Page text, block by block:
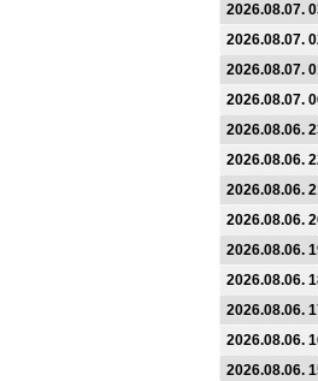
2026.08.07.
2026.08.07.
2026.08.07.
2026.08.07.
2026.08.06.
2026.08.06.
2026.08.06.
2026.08.06.
2026.08.06.
2026.08.06.
2026.08.06.
2026.08.06.
2026.08.06.